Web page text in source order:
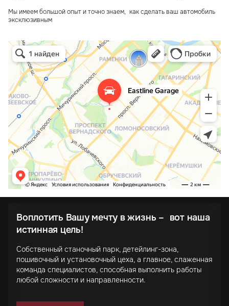
Мы имеем большой опыт и точно знаем, как сделать ваш автомобиль
эксклюзивным
Воплотить Вашу мечту в жизнь – вот наша
истинная цель!
Собственный станочный парк, детейлинг-зона,
пошивочный и установочный цеха, а главное, слаженная
команда специалистов, способная выполнить работы
любой сложности и направленности.